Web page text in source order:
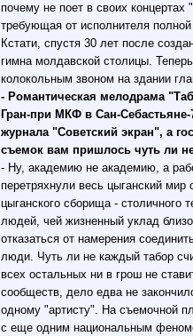
почему не поет в своих
требующая от исполнителя
Кстати, спустя 30 лет после
гимна молдавской столицы.
колокольным звоном на здании
- Романтическая мелодрама
Гран-при МКФ в Сан-
журнала "Советский экран", а
съемок вам пришлось чуть ли
- Ну, академию не академию, а
перетряхнули весь цыганский
цыганского сборища -
людей, чей жизненный уклад
отказаться от намерения
люди. Чуть ли не каждый табор
всех остальных ни в грош не
сообществ, дело едва не
одному "артисту". На съемочной
с еще одним национальным